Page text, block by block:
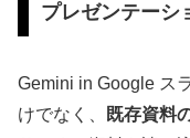
プレゼンテーシ
Gemini in Google ス
けでなく、
既存資料